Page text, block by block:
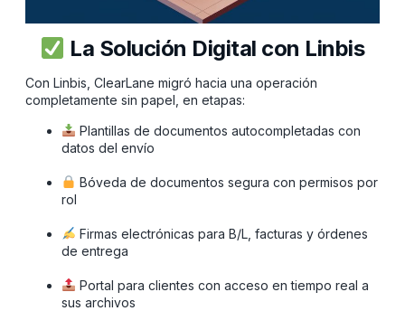
La Solución Digital con Linbis
Con Linbis, ClearLane migró hacia una operación
completamente sin papel, en etapas:
Plantillas de documentos autocompletadas con
datos del envío
Bóveda de documentos segura con permisos por
rol
Firmas electrónicas para B/L, facturas y órdenes
de entrega
Portal para clientes con acceso en tiempo real a
sus archivos